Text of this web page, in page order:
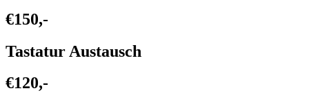
€150,-
Tastatur Austausch
€120,-